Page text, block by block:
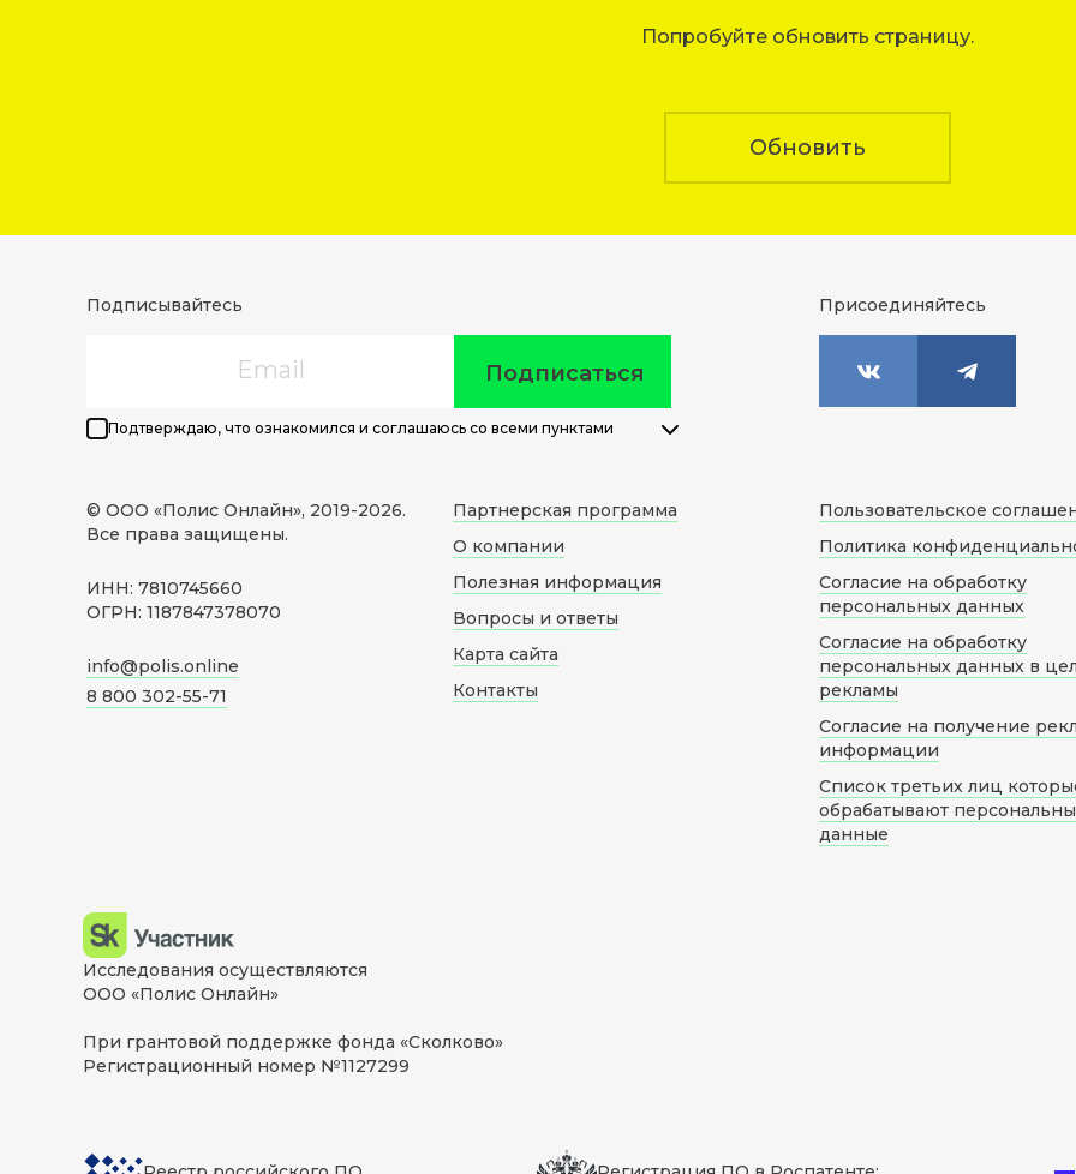
Попробуйте обновить страницу.
Обновить
Подписывайтесь
Подписаться
Подтверждаю, что ознакомился и соглашаюсь со всеми пунктами
Присоединяйтесь
© ООО «Полис Онлайн», 2019-2026.
Все права защищены.
ИНН: 7810745660
ОГРН: 1187847378070
info@polis.online
8 800 302-55-71
Партнерская программа
О компании
Полезная информация
Вопросы и ответы
Карта сайта
Контакты
Пользовательское
Политика
Согласие на обработку
персональных данных
Согласие на обработку
персональных данных в
рекламы
Согласие на получение
информации
Список третьих лиц
обрабатывают
данные
Исследования осуществляются
ООО «Полис Онлайн»
При грантовой поддержке фонда «Сколково»
Регистрационный номер №1127299